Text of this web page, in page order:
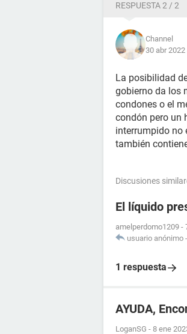
RESPUESTA 2 / 2
Channel
30 abr
La posibilidad
gobierno da los
condones o el
condón pero un
interrumpido no
también
Discusiones
El líquido
amelperdomo1209 -
usuario anónimo -
1 respuesta
AYUDA,
LoganSG - 8 ene